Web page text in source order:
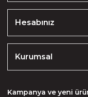
Hesabınız
Kurumsal
Kampanya ve yeni